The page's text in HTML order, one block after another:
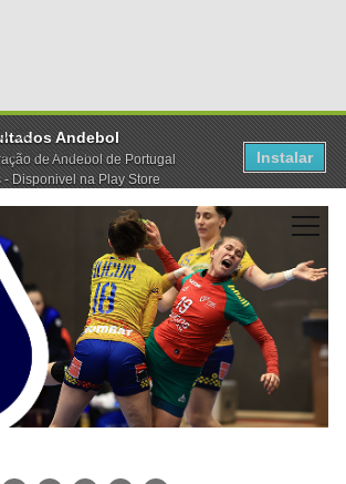
Andebol
de Andebol de Portugal
- Disponivel na Play Store
Instalar